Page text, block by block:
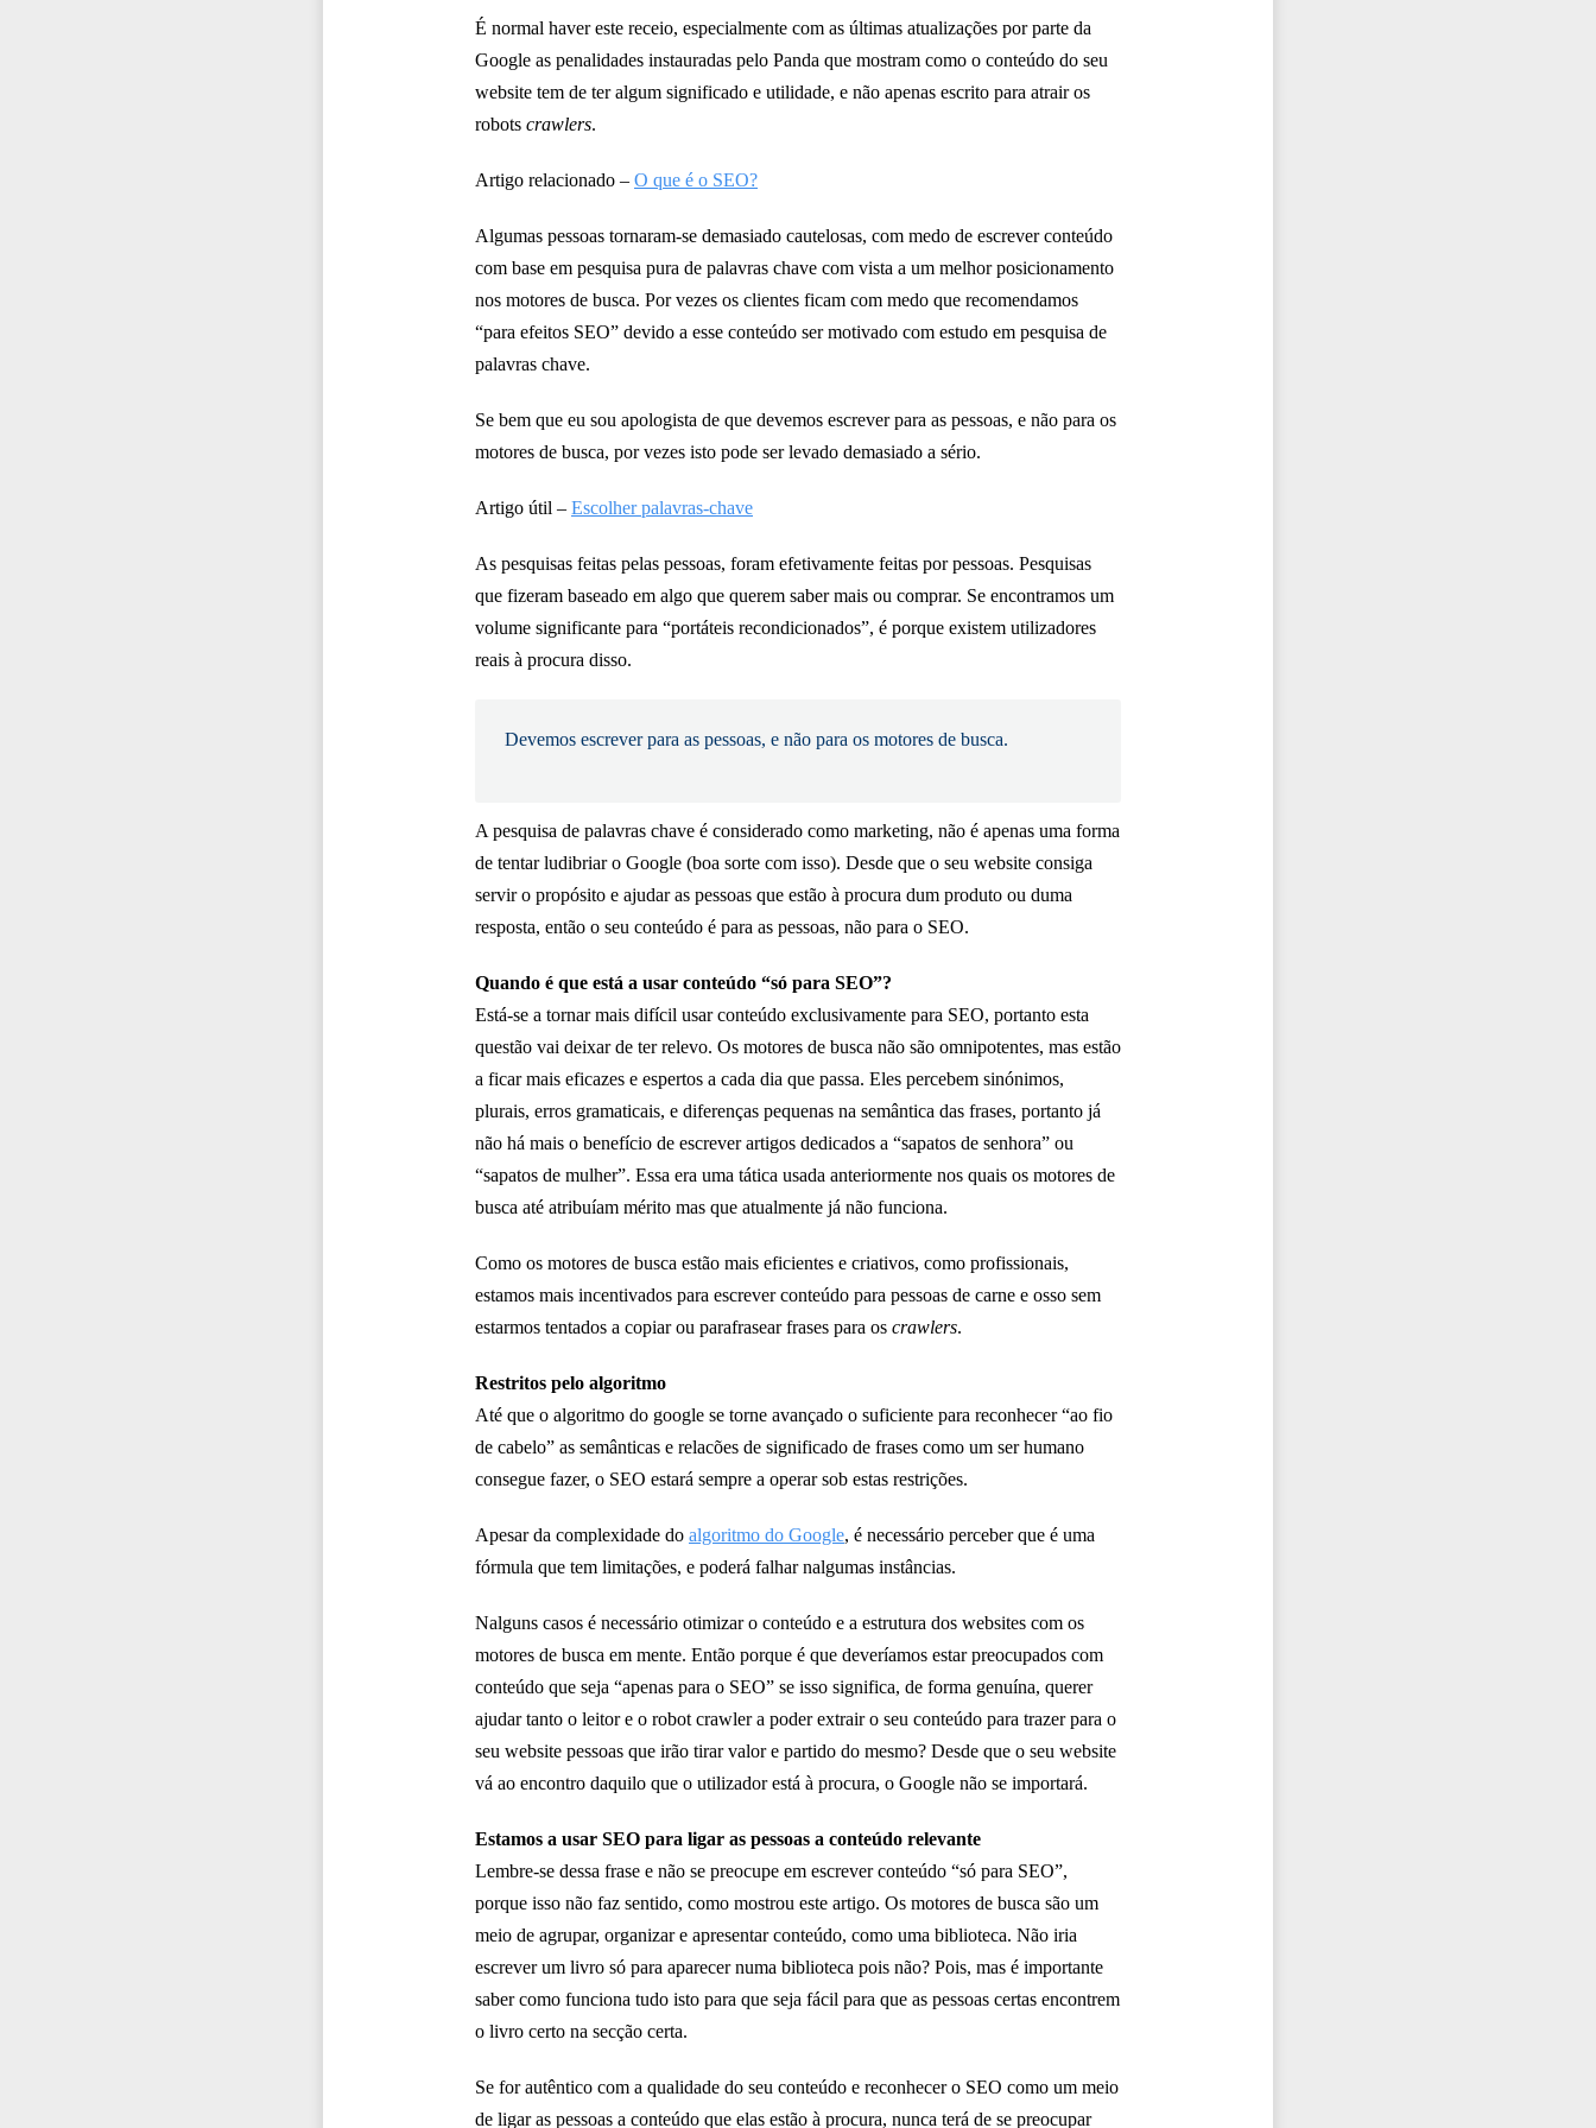
É normal haver este receio, especialmente com as últimas atualizações por parte da
Google as penalidades instauradas pelo Panda que mostram como o conteúdo do seu
website tem de ter algum significado e utilidade, e não apenas escrito para atrair os
robots crawlers.
Artigo relacionado – O que é o SEO?
Algumas pessoas tornaram-se demasiado cautelosas, com medo de escrever conteúdo
com base em pesquisa pura de palavras chave com vista a um melhor posicionamento
nos motores de busca. Por vezes os clientes ficam com medo que recomendamos
“para efeitos SEO” devido a esse conteúdo ser motivado com estudo em pesquisa de
palavras chave.
Se bem que eu sou apologista de que devemos escrever para as pessoas, e não para os
motores de busca, por vezes isto pode ser levado demasiado a sério.
Artigo útil – Escolher palavras-chave
As pesquisas feitas pelas pessoas, foram efetivamente feitas por pessoas. Pesquisas
que fizeram baseado em algo que querem saber mais ou comprar. Se encontramos um
volume significante para “portáteis recondicionados”, é porque existem utilizadores
reais à procura disso.
Devemos escrever para as pessoas, e não para os motores de busca.
A pesquisa de palavras chave é considerado como marketing, não é apenas uma forma
de tentar ludibriar o Google (boa sorte com isso). Desde que o seu website consiga
servir o propósito e ajudar as pessoas que estão à procura dum produto ou duma
resposta, então o seu conteúdo é para as pessoas, não para o SEO.
Quando é que está a usar conteúdo “só para SEO”?
Está-se a tornar mais difícil usar conteúdo exclusivamente para SEO, portanto esta
questão vai deixar de ter relevo. Os motores de busca não são omnipotentes, mas estão
a ficar mais eficazes e espertos a cada dia que passa. Eles percebem sinónimos,
plurais, erros gramaticais, e diferenças pequenas na semântica das frases, portanto já
não há mais o benefício de escrever artigos dedicados a “sapatos de senhora” ou
“sapatos de mulher”. Essa era uma tática usada anteriormente nos quais os motores de
busca até atribuíam mérito mas que atualmente já não funciona.
Como os motores de busca estão mais eficientes e criativos, como profissionais,
estamos mais incentivados para escrever conteúdo para pessoas de carne e osso sem
estarmos tentados a copiar ou parafrasear frases para os crawlers.
Restritos pelo algoritmo
Até que o algoritmo do google se torne avançado o suficiente para reconhecer “ao fio
de cabelo” as semânticas e relacões de significado de frases como um ser humano
consegue fazer, o SEO estará sempre a operar sob estas restrições.
Apesar da complexidade do algoritmo do Google, é necessário perceber que é uma
fórmula que tem limitações, e poderá falhar nalgumas instâncias.
Nalguns casos é necessário otimizar o conteúdo e a estrutura dos websites com os
motores de busca em mente. Então porque é que deveríamos estar preocupados com
conteúdo que seja “apenas para o SEO” se isso significa, de forma genuína, querer
ajudar tanto o leitor e o robot crawler a poder extrair o seu conteúdo para trazer para o
seu website pessoas que irão tirar valor e partido do mesmo? Desde que o seu website
vá ao encontro daquilo que o utilizador está à procura, o Google não se importará.
Estamos a usar SEO para ligar as pessoas a conteúdo relevante
Lembre-se dessa frase e não se preocupe em escrever conteúdo “só para SEO”,
porque isso não faz sentido, como mostrou este artigo. Os motores de busca são um
meio de agrupar, organizar e apresentar conteúdo, como uma biblioteca. Não iria
escrever um livro só para aparecer numa biblioteca pois não? Pois, mas é importante
saber como funciona tudo isto para que seja fácil para que as pessoas certas encontrem
o livro certo na secção certa.
Se for autêntico com a qualidade do seu conteúdo e reconhecer o SEO como um meio
de ligar as pessoas a conteúdo que elas estão à procura, nunca terá de se preocupar